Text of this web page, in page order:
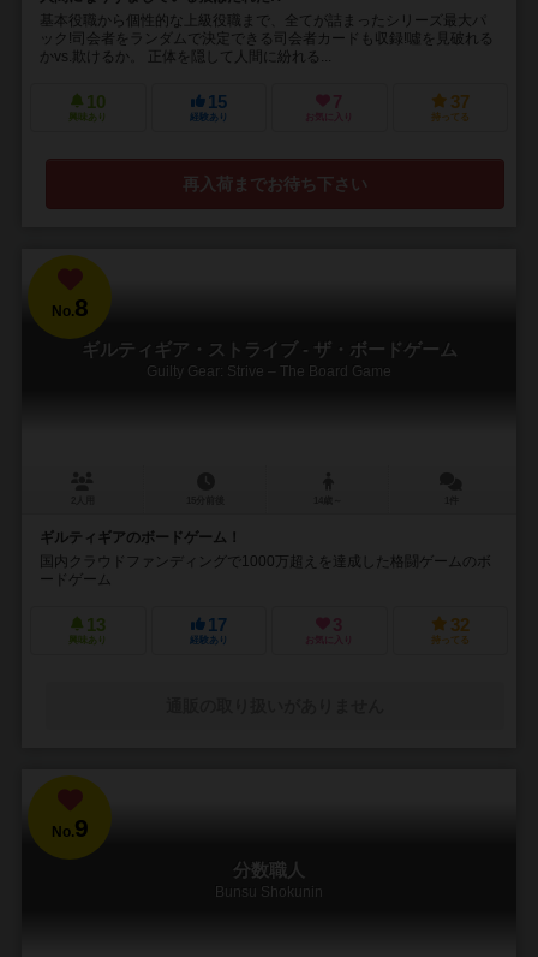
基本役職から個性的な上級役職まで、全てが詰まったシリーズ最大パ
ック!司会者をランダムで決定できる司会者カードも収録!噓を見破れる
かvs.欺けるか。 正体を隠して人間に紛れる...
10
興味あり
15
経験あり
7
お気に入り
37
持ってる
再入荷までお待ち下さい
No.8
ギルティギア・ストライブ - ザ・ボードゲーム
Guilty Gear: Strive – The Board Game
ギルティギアのボードゲーム！
国内クラウドファンディングで1000万超えを達成した格闘ゲームのボ
ードゲーム
13
興味あり
17
経験あり
3
お気に入り
32
持ってる
No.9
分数職人
Bunsu Shokunin